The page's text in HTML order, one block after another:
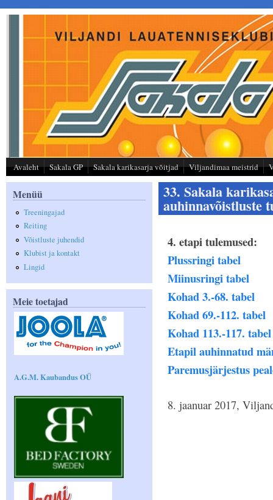
Liigu edasi põhisisu juurde
Avaleht Sakala GP Sakala karikasarja võitjad Viljandimaa meistrid
Menüü
Treeningajad
Reiting
Võistluste juhendid
Klubist ja kontakt
Lingid
Meie toetajad
A.G.M. Kaubandus OÜ
33. Sakala
auhinnavõistluste
4. etapi tulemused:
Plussringi tabel
Miinusringi tabel
Kohad 3.-68. tabel
Kohad 69.-112. tabel
Kohad 113.-117. tabel
Etapil auhinnatud
Paremusjärjestus
8. jaanuar 2017,